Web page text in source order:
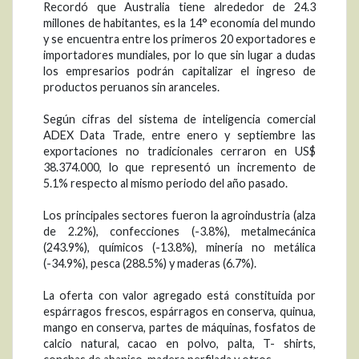
Recordó que Australia tiene alrededor de 24.3
millones de habitantes, es la 14° economía del mundo
y se encuentra entre los primeros 20 exportadores e
importadores mundiales, por lo que sin lugar a dudas
los empresarios podrán capitalizar el ingreso de
productos peruanos sin aranceles.
Según cifras del sistema de inteligencia comercial
ADEX Data Trade, entre enero y septiembre las
exportaciones no tradicionales cerraron en US$
38.374.000, lo que representó un incremento de
5.1% respecto al mismo periodo del año pasado.
Los principales sectores fueron la agroindustria (alza
de 2.2%), confecciones (-3.8%), metalmecánica
(243.9%), químicos (-13.8%), minería no metálica
(-34.9%), pesca (288.5%) y maderas (6.7%).
La oferta con valor agregado está constituida por
espárragos frescos, espárragos en conserva, quinua,
mango en conserva, partes de máquinas, fosfatos de
calcio natural, cacao en polvo, palta, T- shirts,